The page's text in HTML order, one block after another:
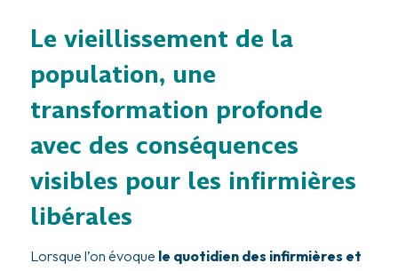
Le vieillissement de la
population, une
transformation profonde
avec des conséquences
visibles pour les infirmières
libérales
Lorsque l’on évoque le quotidien des infirmières et